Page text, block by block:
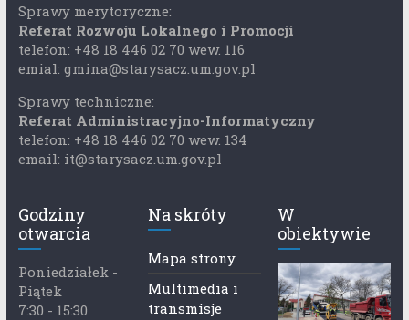
Sprawy merytoryczne:
Referat Rozwoju Lokalnego i Promocji
telefon: +48 18 446 02 70 wew. 116
emial: gmina@starysacz.um.gov.pl
Sprawy techniczne:
Referat Administracyjno-Informatyczny
telefon: +48 18 446 02 70 wew. 134
email: it@starysacz.um.gov.pl
Godziny
otwarcia
Poniedziałek -
Piątek
7:30 - 15:30
Na skróty
Mapa strony
Multimedia i
transmisje
W
obiektywie